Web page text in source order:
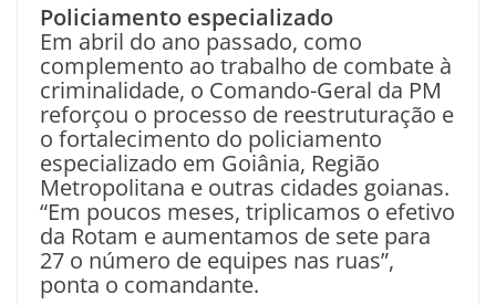
Policiamento especializado
Em abril do ano passado, como
complemento ao trabalho de combate à
criminalidade, o Comando-Geral da PM
reforçou o processo de reestruturação e
o fortalecimento do policiamento
especializado em Goiânia, Região
Metropolitana e outras cidades goianas.
“Em poucos meses, triplicamos o efetivo
da Rotam e aumentamos de sete para
27 o número de equipes nas ruas”,
ponta o comandante.